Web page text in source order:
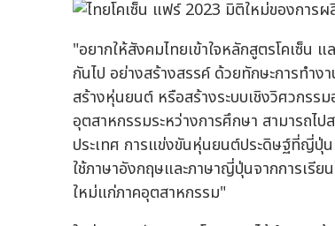
"อยากให้สังคมไทยเข้าใจหลักสูตรโคเซ็น
กันไป อย่างสร้างสรรค์ ด้วยทักษะการทำ
สร้างหุ่นยนต์ หรือสร้างระบบเชิงวิศวกรร
อุตสาหกรรมระหว่างการศึกษา สามารถไ
ประเทศ การแข่งขันหุ่นยนต์ประดิษฐ์ที่ญี่ปุ่
ใช้ภาษาอังกฤษและภาษาญี่ปุ่นจากการเรี
ใหม่แก่ภาคอุตสาหกรรม"